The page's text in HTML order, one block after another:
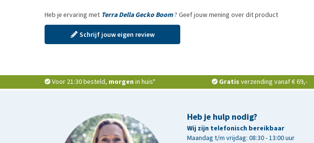
Heb je ervaring met Terra Della Gecko Boom? Geef jouw mening over dit product
Schrijf jouw eigen review
Voor 21:30 besteld, morgen in huis* Gratis verzending vanaf € 69,-
Heb je hulp nodig?
Wij zijn telefonisch bereikbaar
Maandag t/m vrijdag: 08:30 - 13:00 uur